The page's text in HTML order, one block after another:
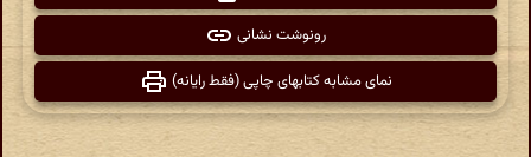
رونوشت نشانی
نمای مشابه کتابهای چاپی (فقط رایانه)